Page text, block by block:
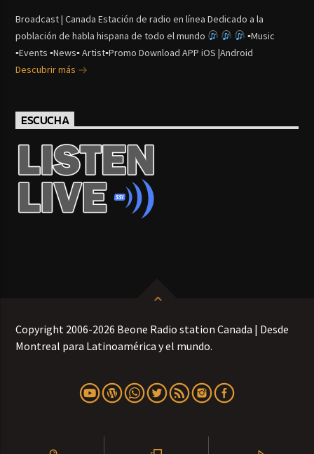
Broadcast | Canada Estación de radio en línea Dedicado a la
población de habla hispana de todo el mundo
▪Music
▪Events ▪News▪ Artist▪Promo Download APP iOS |Android
Descubrir más
ESCUCHA
Copyright 2006-2026 Beone Radio station Canada | Desde
Montreal para Latinoamérica y el mundo.